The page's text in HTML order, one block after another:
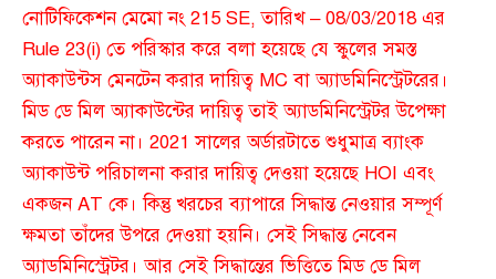
নোটিফিকেশন মেমো নং 215 SE, তারিখ – 08/03/2018 এর
Rule 23(i) তে পরিস্কার করে বলা হয়েছে যে স্কুলের সমস্ত
অ্যাকাউন্টস মেনটেন করার দায়িত্ব MC বা অ্যাডমিনিস্ট্রেটরের।
মিড ডে মিল অ্যাকাউন্টের দায়িত্ব তাই অ্যাডমিনিস্ট্রেটর উপেক্ষা
করতে পারেন না। 2021 সালের অর্ডারটাতে শুধুমাত্র ব্যাংক
অ্যাকাউন্ট পরিচালনা করার দায়িত্ব দেওয়া হয়েছে HOI এবং
একজন AT কে। কিন্তু খরচের ব্যাপারে সিদ্ধান্ত নেওয়ার সম্পূর্ণ
ক্ষমতা তাঁদের উপরে দেওয়া হয়নি। সেই সিদ্ধান্ত নেবেন
অ্যাডমিনিস্ট্রেটর। আর সেই সিদ্ধান্তের ভিত্তিতে মিড ডে মিল